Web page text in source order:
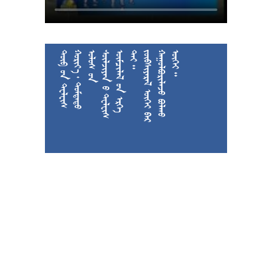

































































  






































 